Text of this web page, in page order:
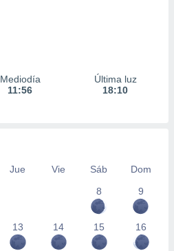
Mediodía
11:56
Última luz
18:10
Jue Vie Sáb
Dom
8
9
13 14 15 16